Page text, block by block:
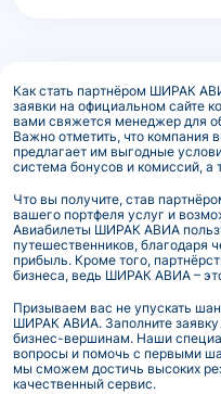
Как стать партнёром ШИРАК
заявки на официальном сайте
вами свяжется менеджер для
Важно отметить, что компания
предлагает им выгодные
система бонусов и комиссий, а
Что вы получите, став
вашего портфеля услуг и
Авиабилеты ШИРАК АВИА
путешественников, благодаря
прибыль. Кроме того,
бизнеса, ведь ШИРАК АВИА –
Призываем вас не упускать
ШИРАК АВИА. Заполните заявку
бизнес-вершинам. Наши
вопросы и помочь с первыми
мы сможем достичь высоких
качественный сервис.